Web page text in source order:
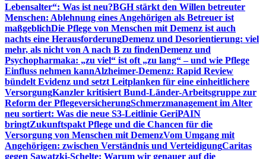
Lebensalter“: Was ist neu?BGH stärkt den Willen betreuter
Menschen: Ablehnung eines Angehörigen als Betreuer ist
maßgeblichDie Pflege von Menschen mit Demenz ist auch
nachts eine HerausforderungDemenz und Desorientierung: viel
mehr, als nicht von A nach B zu findenDemenz und
Psychopharmaka: „zu viel“ ist oft „zu lang“ – und wie Pflege
Einfluss nehmen kannAlzheimer-Demenz: Rapid Review
bündelt Evidenz und setzt Leitplanken für eine einheitlichere
VersorgungKanzler kritisiert Bund-Länder-Arbeitsgruppe zur
Reform der PflegeversicherungSchmerzmanagement im Alter
neu sortiert: Was die neue S3-Leitlinie GeriPAIN
bringtZukunftspakt Pflege und die Chancen für die
Versorgung von Menschen mit DemenzVom Umgang mit
Angehörigen: zwischen Verständnis und VerteidigungCaritas
gegen Sawatzki-Schelte: Warum wir genauer auf die